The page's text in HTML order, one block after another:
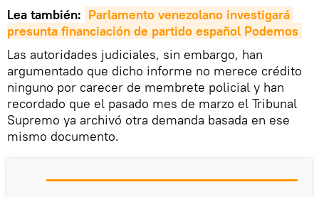
Lea también: Parlamento venezolano investigará
presunta financiación de partido español Podemos
Las autoridades judiciales, sin embargo, han
argumentado que dicho informe no merece crédito
ninguno por carecer de membrete policial y han
recordado que el pasado mes de marzo el Tribunal
Supremo ya archivó otra demanda basada en ese
mismo documento.